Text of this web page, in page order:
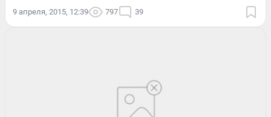
9 апреля, 2015, 12:39 797 39